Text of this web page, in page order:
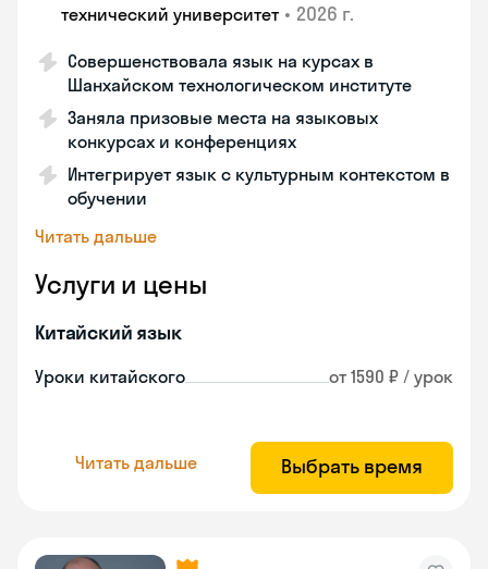
технический университет • 2026 г.
Совершенствовала язык на курсах в
Шанхайском технологическом институте
Заняла призовые места на языковых
конкурсах и конференциях
Интегрирует язык с культурным контекстом в
обучении
Читать дальше
Услуги и цены
Китайский язык
Уроки китайского от 1590 ₽ / урок
Читать дальше Выбрать время